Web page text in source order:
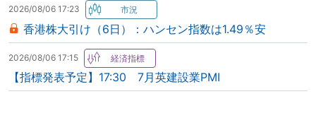
2026/08/06 17:23
香港株大引け（6日）：ハンセン指数は1.49％安
2026/08/06 17:15
【指標発表予定】17:30 7月英建設業PMI